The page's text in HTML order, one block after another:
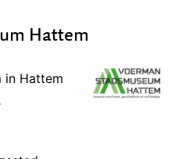
Hattem
in Hattem